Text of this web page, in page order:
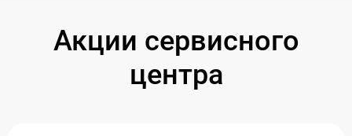
Акции сервисного
центра